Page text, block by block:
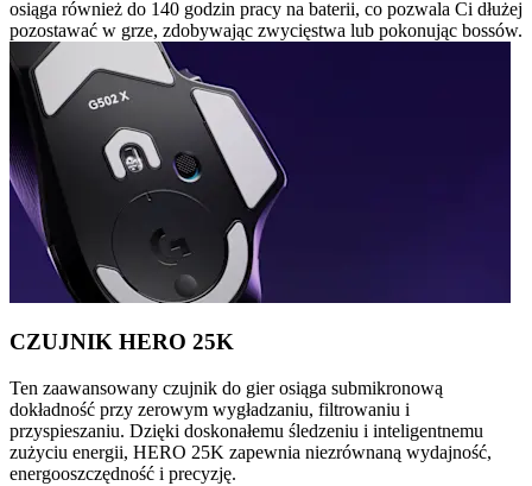
osiąga również do 140 godzin pracy na baterii, co pozwala Ci dłużej
pozostawać w grze, zdobywając zwycięstwa lub pokonując bossów.
CZUJNIK HERO 25K
Ten zaawansowany czujnik do gier osiąga submikronową
dokładność przy zerowym wygładzaniu, filtrowaniu i
przyspieszaniu. Dzięki doskonałemu śledzeniu i inteligentnemu
zużyciu energii, HERO 25K zapewnia niezrównaną wydajność,
energooszczędność i precyzję.